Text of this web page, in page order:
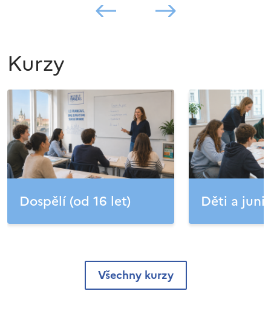
Kurzy
Dospělí (od 16 let) Děti a
Všechny kurzy